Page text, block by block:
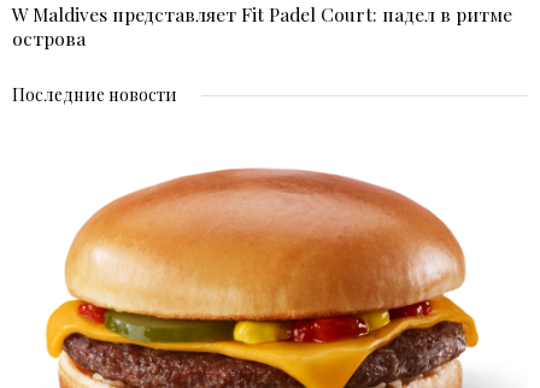
W Maldives представляет Fit Padel Court: падел в ритме
острова
Последние новости